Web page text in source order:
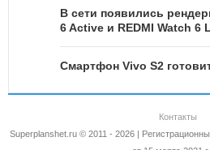
В сети появились
6 Active и REDMI Watch 6
Смартфон Vivo S2
Контакты
Superplanshet.ru © 2011 - 2026 |